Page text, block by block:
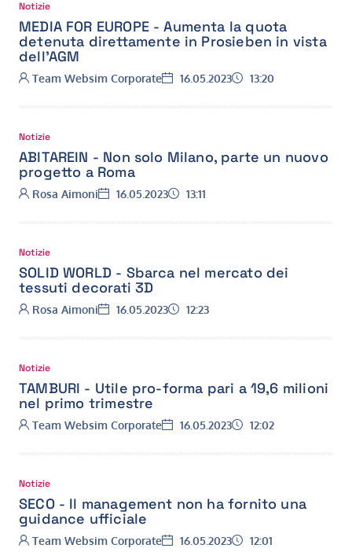
Notizie
MEDIA FOR EUROPE - Aumenta la quota
detenuta direttamente in Prosieben in vista
dell’AGM
Autore:
Team Websim Corporate Data:
16.05.2023 Ora:
13:20
Notizie
ABITAREIN - Non solo Milano, parte un nuovo
progetto a Roma
Autore:
Rosa Aimoni Data:
16.05.2023 Ora:
13:11
Notizie
SOLID WORLD - Sbarca nel mercato dei
tessuti decorati 3D
Autore:
Rosa Aimoni Data:
16.05.2023 Ora:
12:23
Notizie
TAMBURI - Utile pro-forma pari a 19,6 milioni
nel primo trimestre
Autore:
Team Websim Corporate Data:
16.05.2023 Ora:
12:02
Notizie
SECO - Il management non ha fornito una
guidance ufficiale
Autore:
Team Websim Corporate Data:
16.05.2023 Ora:
12:01